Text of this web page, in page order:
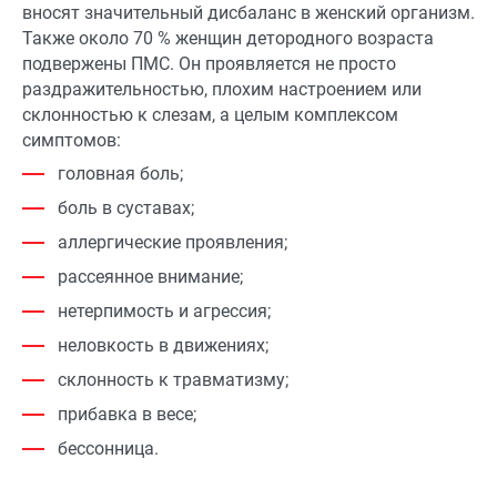
вносят значительный дисбаланс в женский организм.
Также около 70 % женщин детородного возраста
подвержены ПМС. Он проявляется не просто
раздражительностью, плохим настроением или
склонностью к слезам, а целым комплексом
симптомов:
головная боль;
боль в суставах;
аллергические проявления;
рассеянное внимание;
нетерпимость и агрессия;
неловкость в движениях;
склонность к травматизму;
прибавка в весе;
бессонница.